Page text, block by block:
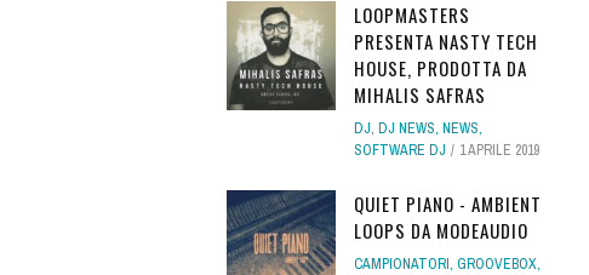
LOOPMASTERS
PRESENTA NASTY TECH
HOUSE, PRODOTTA DA
MIHALIS SAFRAS
DJ, DJ NEWS, NEWS,
SOFTWARE DJ
1 APRILE 2019
QUIET PIANO - AMBIENT
LOOPS DA MODEAUDIO
CAMPIONATORI, GROOVEBOX,